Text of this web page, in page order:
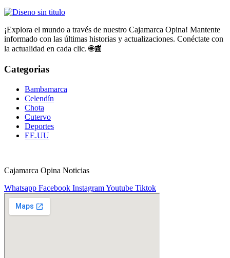
¡Explora el mundo a través de nuestro Cajamarca Opina! Mantente
informado con las últimas historias y actualizaciones. Conéctate con
la actualidad en cada clic. 🌐📰
Categorias
Bambamarca
Celendín
Chota
Cutervo
Deportes
EE.UU
Cajamarca Opina Noticias
Whatsapp Facebook InstagramYoutube Tiktok